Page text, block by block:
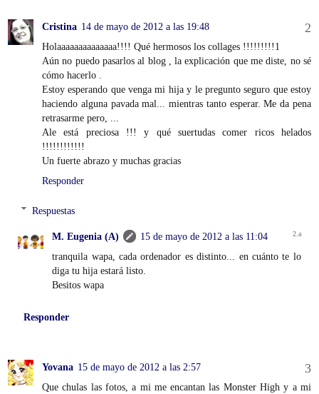
Cristina 14 de mayo de 2012 a las 19:48
Holaaaaaaaaaaaaaa!!!! Qué hermosos los collages !!!!!!!!!1
Aún no puedo pasarlos al blog , la explicación que me diste, no sé
cómo hacerlo .
Estoy esperando que venga mi hija y le pregunto seguro que estoy
haciendo alguna pavada mal... mientras tanto esperar. Me da pena
retrasarme pero, ...
Ale está preciosa !!! y qué suertudas comer ricos helados
!!!!!!!!!!!!
Un fuerte abrazo y muchas gracias
Responder
Respuestas
M. Eugenia (A)
15 de mayo de 2012 a las 11:04
tranquila wapa, cada ordenador es distinto... en cuánto te lo
diga tu hija estará listo.
Besitos wapa
Responder
Yovana 15 de mayo de 2012 a las 2:57
Que chulas las fotos, a mi me encantan las Monster High y a mi